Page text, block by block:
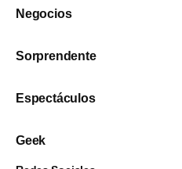
Negocios
Sorprendente
Espectáculos
Geek